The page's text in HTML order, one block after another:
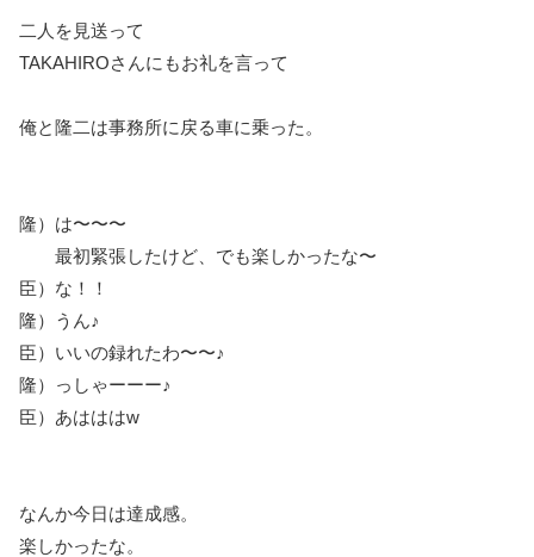
二人を見送って
TAKAHIROさんにもお礼を言って
俺と隆二は事務所に戻る車に乗った。
隆）は〜〜〜
最初緊張したけど、でも楽しかったな〜
臣）な！！
隆）うん♪
臣）いいの録れたわ〜〜♪
隆）っしゃーーー♪
臣）あはははw
なんか今日は達成感。
楽しかったな。